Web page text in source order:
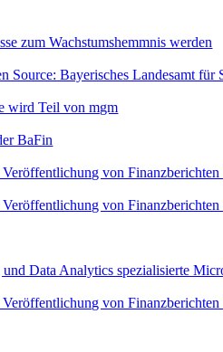
zum Wachstumshemmnis werden
Bayerisches Landesamt für
wird Teil von mgm
BaFin
von
von
Data Analytics spezialisierte
von